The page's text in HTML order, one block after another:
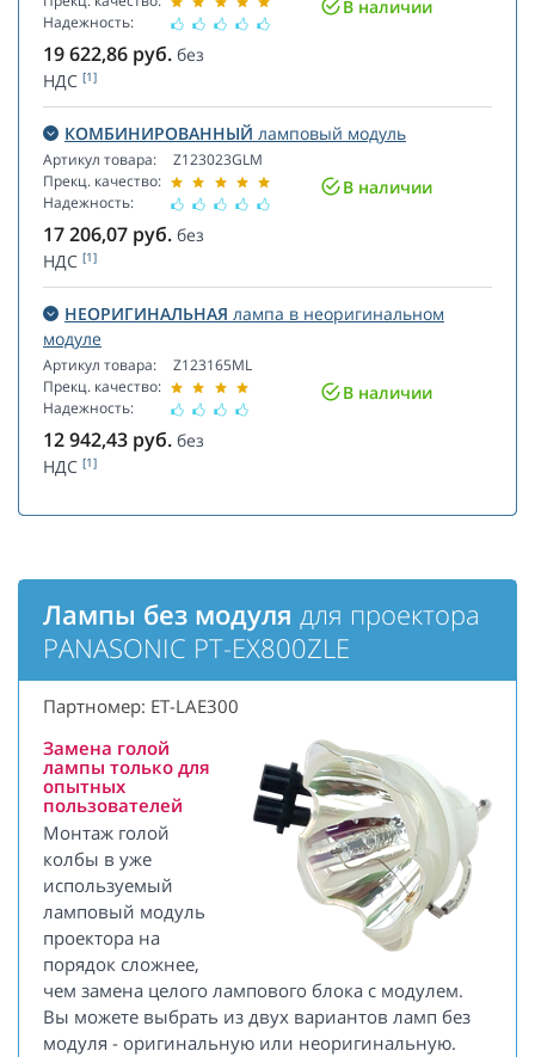
Надежность:
В наличии
19 622,86 руб. без
НДС [1]
КОМБИНИРОВАННЫЙ ламповый модуль
Артикул товара:
Прекц. качество:
Надежность:
Z123023GLM
В наличии
17 206,07 руб. без
НДС [1]
НЕОРИГИНАЛЬНАЯ лампа в неоригинальном
модуле
Артикул товара:
Прекц. качество:
Надежность:
Z123165ML
В наличии
12 942,43 руб. без
НДС [1]
Лампы без модуля для проектора
PANASONIC PT-EX800ZLE
Партномер: ET-LAE300
Замена голой
лампы только для
опытных
пользователей
Монтаж голой
колбы в уже
используемый
ламповый модуль
проектора на
порядок сложнее,
чем замена целого лампового блока с модулем.
Вы можете выбрать из двух вариантов ламп без
модуля - оригинальную или неоригинальную.